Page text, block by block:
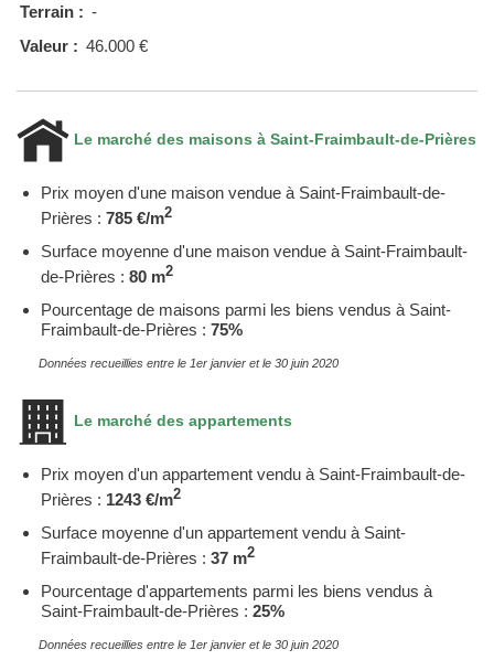
Terrain : -
Valeur : 46.000 €
Le marché des maisons à Saint-Fraimbault-de-Prières
Prix moyen d'une maison vendue à Saint-Fraimbault-de-
Prières : 785 €/m2
Surface moyenne d'une maison vendue à Saint-Fraimbault-
de-Prières : 80 m2
Pourcentage de maisons parmi les biens vendus à Saint-
Fraimbault-de-Prières : 75%
Données recueillies entre le 1er janvier et le 30 juin 2020
Le marché des appartements
Prix moyen d'un appartement vendu à Saint-Fraimbault-de-
Prières : 1243 €/m2
Surface moyenne d'un appartement vendu à Saint-
Fraimbault-de-Prières : 37 m2
Pourcentage d'appartements parmi les biens vendus à
Saint-Fraimbault-de-Prières : 25%
Données recueillies entre le 1er janvier et le 30 juin 2020